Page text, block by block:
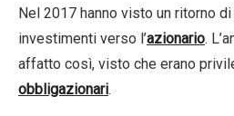
Nel 2017 hanno visto un ritorno
investimenti verso l’azionario.
affatto così, visto che erano
obbligazionari.